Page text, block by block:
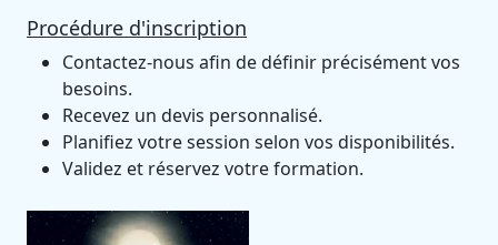
Procédure d'inscription
Contactez-nous afin de définir précisément vos
besoins.
Recevez un devis personnalisé.
Planifiez votre session selon vos disponibilités.
Validez et réservez votre formation.